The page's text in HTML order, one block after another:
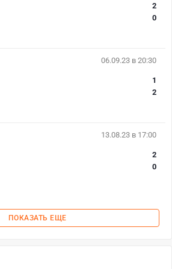
2
0
06.09.23 в 20:30
1
2
13.08.23 в 17:00
2
0
ПОКАЗАТЬ ЕЩЕ